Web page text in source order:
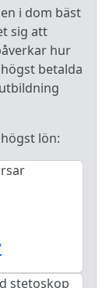
i dom bäst
sig att
hur
betalda
lön: